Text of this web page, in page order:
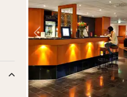
Forrige billede